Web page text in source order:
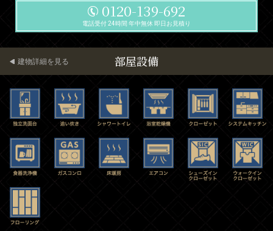
0120-139-692
電話受付 24時間 年中無休 即日お見積り
部屋設備
建物詳細を見る